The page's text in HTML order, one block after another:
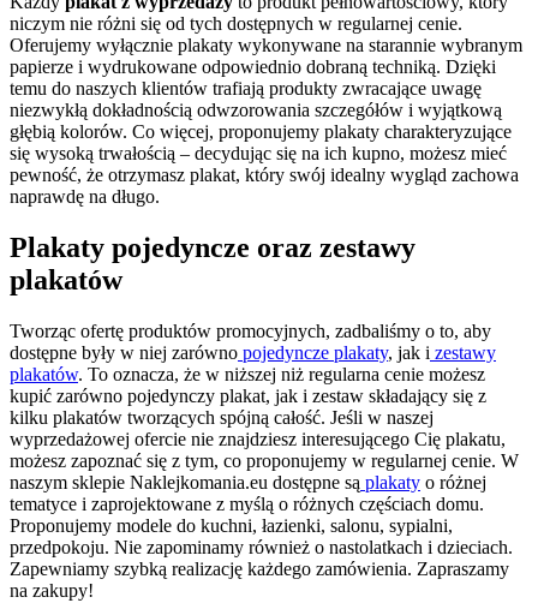
niczym nie różni się od tych dostępnych w regularnej cenie.
Oferujemy wyłącznie plakaty wykonywane na starannie wybranym
papierze i wydrukowane odpowiednio dobraną techniką. Dzięki
temu do naszych klientów trafiają produkty zwracające uwagę
niezwykłą dokładnością odwzorowania szczegółów i wyjątkową
głębią kolorów. Co więcej, proponujemy plakaty charakteryzujące
się wysoką trwałością – decydując się na ich kupno, możesz mieć
pewność, że otrzymasz plakat, który swój idealny wygląd zachowa
naprawdę na długo.
Plakaty pojedyncze oraz zestawy
plakatów
Tworząc ofertę produktów promocyjnych, zadbaliśmy o to, aby
dostępne były w niej zarówno pojedyncze plakaty, jak i zestawy
plakatów. To oznacza, że w niższej niż regularna cenie możesz
kupić zarówno pojedynczy plakat, jak i zestaw składający się z
kilku plakatów tworzących spójną całość. Jeśli w naszej
wyprzedażowej ofercie nie znajdziesz interesującego Cię plakatu,
możesz zapoznać się z tym, co proponujemy w regularnej cenie. W
naszym sklepie Naklejkomania.eu dostępne są plakaty o różnej
tematyce i zaprojektowane z myślą o różnych częściach domu.
Proponujemy modele do kuchni, łazienki, salonu, sypialni,
przedpokoju. Nie zapominamy również o nastolatkach i dzieciach.
Zapewniamy szybką realizację każdego zamówienia. Zapraszamy
na zakupy!